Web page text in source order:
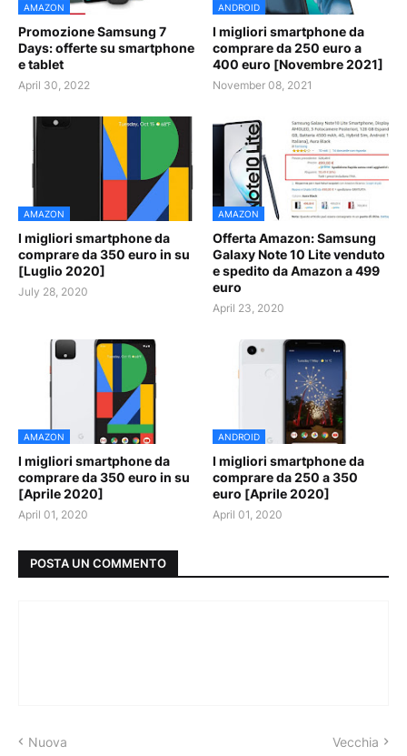
AMAZON
Promozione Samsung 7
Days: offerte su smartphone
e tablet
April 30, 2022
ANDROID
I migliori smartphone da
comprare da 250 euro a
400 euro [Novembre 2021]
November 08, 2021
AMAZON
I migliori smartphone da
comprare da 350 euro in su
[Luglio 2020]
July 28, 2020
AMAZON
Offerta Amazon: Samsung
Galaxy Note 10 Lite venduto
e spedito da Amazon a 499
euro
April 23, 2020
AMAZON
I migliori smartphone da
comprare da 350 euro in su
[Aprile 2020]
April 01, 2020
ANDROID
I migliori smartphone da
comprare da 250 a 350
euro [Aprile 2020]
April 01, 2020
POSTA UN COMMENTO
Nuova Vecchia